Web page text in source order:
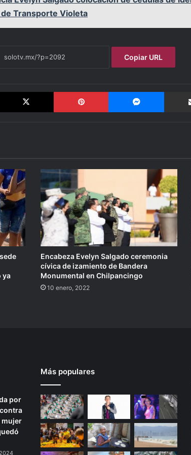
Transporte Violeta
Copiar URL
X Pinterest
ya
Encabeza Evelyn Salgado ceremonia
cívica de izamiento de Bandera
Monumental en Chilpancingo
10 enero, 2022
por
mujer
Más populares